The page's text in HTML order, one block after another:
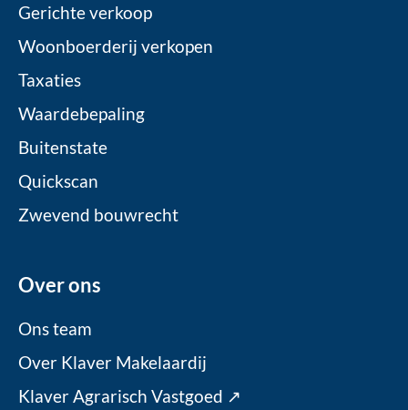
Gerichte verkoop
Woonboerderij verkopen
Taxaties
Waardebepaling
Buitenstate
Quickscan
Zwevend bouwrecht
Over ons
Ons team
Over Klaver Makelaardij
Klaver Agrarisch Vastgoed ↗